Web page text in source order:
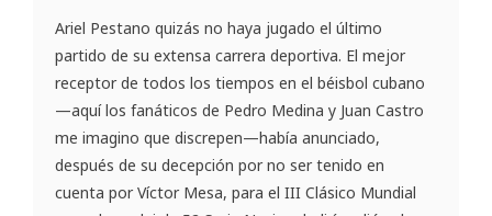
Ariel Pestano quizás no haya jugado el último
partido de su extensa carrera deportiva. El mejor
receptor de todos los tiempos en el béisbol cubano
—aquí los fanáticos de Pedro Medina y Juan Castro
me imagino que discrepen—había anunciado,
después de su decepción por no ser tenido en
cuenta por Víctor Mesa, para el III Clásico Mundial